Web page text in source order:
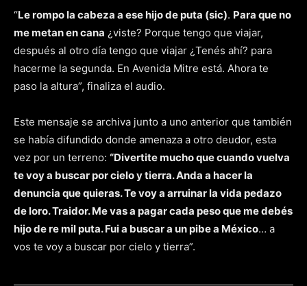
“Le rompo la cabeza a ese hijo de puta (sic). Para que no
me metan en cana ¿viste? Porque tengo que viajar,
después al otro día tengo que viajar ¿Tenés ahí? para
hacerme la segunda. En Avenida Mitre está. Ahora te
paso la altura”, finaliza el audio.
Este mensaje se archiva junto a uno anterior que también
se había difundido donde amenaza a otro deudor, esta
vez por un terreno: “Divertite mucho que cuando vuelva
te voy a buscar por cielo y tierra. Anda a hacer la
denuncia que quieras. Te voy a arruinar la vida pedazo
de loro. Traidor. Me vas a pagar cada peso que me debés
hijo de re mil puta. Fui a buscar a un pibe a México… a
vos te voy a buscar por cielo y tierra”.